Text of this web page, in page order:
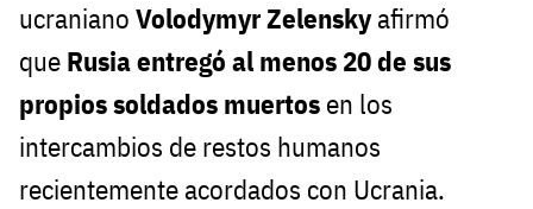
ucraniano Volodymyr Zelenskyafirmó
que Rusia entregó al menos 20 de sus
propios soldados muertos en los
intercambios de restos humanos
recientemente acordados con Ucrania.